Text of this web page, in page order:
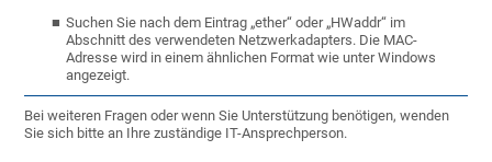
Suchen Sie nach dem Eintrag „ether“ oder „HWaddr“ im
Abschnitt des verwendeten Netzwerkadapters. Die MAC-
Adresse wird in einem ähnlichen Format wie unter Windows
angezeigt.
Bei weiteren Fragen oder wenn Sie Unterstützung benötigen, wenden
Sie sich bitte an Ihre zuständige IT-Ansprechperson.